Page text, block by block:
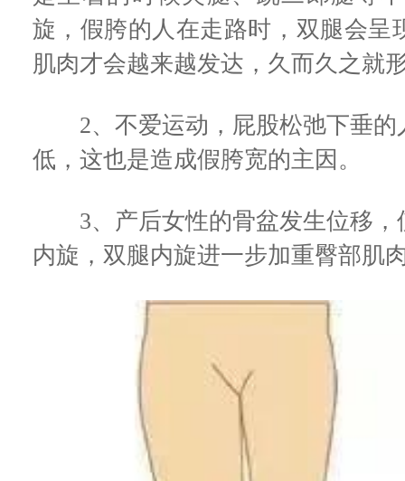
旋，假胯的人在走路时，双腿会呈
肌肉才会越来越发达，久而久之就
2、不爱运动，屁股松弛下垂的
低，这也是造成假胯宽的主因。
3、产后女性的骨盆发生位移，
内旋，双腿内旋进一步加重臀部肌